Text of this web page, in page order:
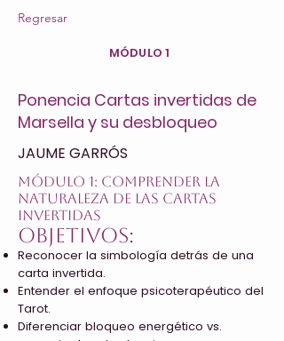
Regresar
MÓDULO 1
Ponencia Cartas invertidas de
Marsella y su desbloqueo
JAUME GARRÓS
Módulo 1: Comprender la
Naturaleza de las Cartas
Invertidas
Objetivos:
Reconocer la simbología detrás de una
carta invertida.
Entender el enfoque psicoterapéutico del
Tarot.
Diferenciar bloqueo energético vs.